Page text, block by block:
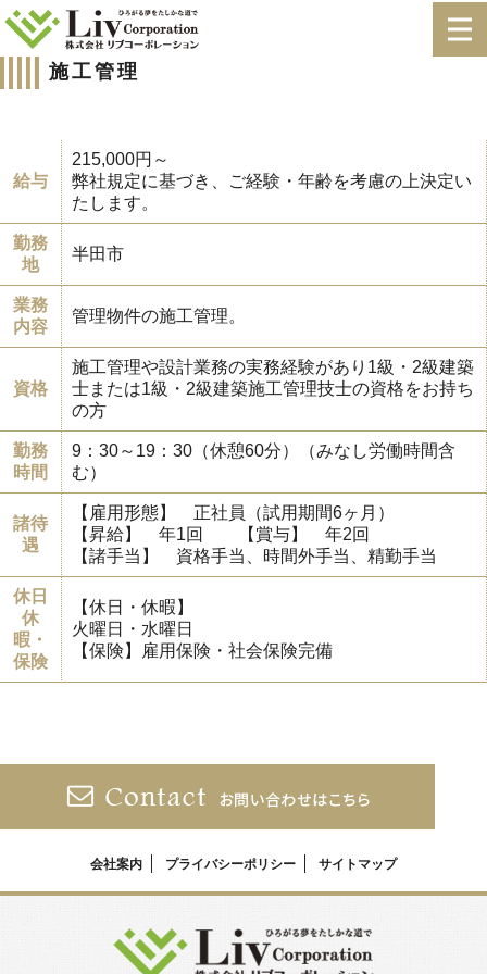
施工管理
給与
215,000円～
弊社規定に基づき、ご経験・年齢を考慮の上決定い
たします。
勤務
地
半田市
業務
内容
管理物件の施工管理。
資格
施工管理や設計業務の実務経験があり1級・2級建築
士または1級・2級建築施工管理技士の資格をお持ち
の方
勤務
時間
9：30～19：30（休憩60分）（みなし労働時間含
む）
諸待
遇
【雇用形態】 正社員（試用期間6ヶ月）
【昇給】 年1回 【賞与】 年2回
【諸手当】 資格手当、時間外手当、精勤手当
休日
休
暇・
保険
【休日・休暇】
火曜日・水曜日
【保険】雇用保険・社会保険完備
会社案内 プライバシーポリシー サイトマップ